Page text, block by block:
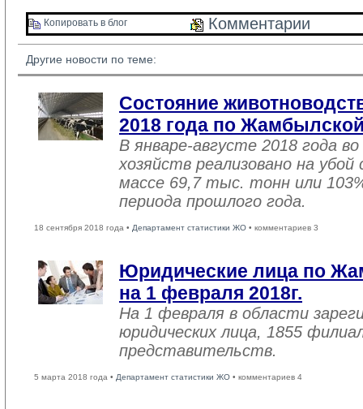
Копировать в блог Комментарии
Другие новости по теме:
Состояние
2018 года по
В январе-августе 2018 года
хозяйств реализовано на
массе 69,7 тыс. тонн или
периода прошлого года.
18 сентября 2018 года • Департамент статистики ЖО • комментариев 3
Юридические лица по
на 1 февраля 2018г.
На 1 февраля в области
юридических лица, 1855
представительств.
5 марта 2018 года • Департамент статистики ЖО • комментариев 4